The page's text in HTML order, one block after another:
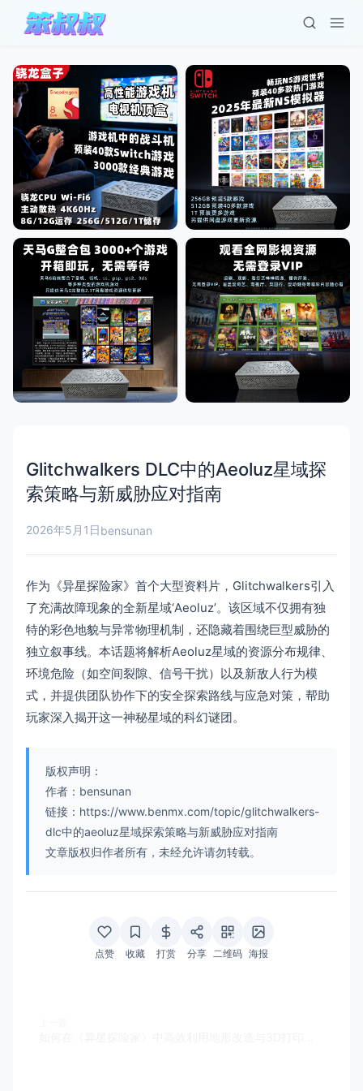
Glitchwalkers DLC中的Aeoluz星域探
索策略与新威胁应对指南
2026年5月1日bensunan
作为《异星探险家》首个大型资料片，Glitchwalkers引入
了充满故障现象的全新星域‘Aeoluz’。该区域不仅拥有独
特的彩色地貌与异常物理机制，还隐藏着围绕巨型威胁的
独立叙事线。本话题将解析Aeoluz星域的资源分布规律、
环境危险（如空间裂隙、信号干扰）以及新敌人行为模
式，并提供团队协作下的安全探索路线与应急对策，帮助
玩家深入揭开这一神秘星域的科幻谜团。
版权声明：
作者：bensunan
链接：https://www.benmx.com/topic/glitchwalkers-
dlc中的aeoluz星域探索策略与新威胁应对指南
文章版权归作者所有，未经允许请勿转载。
点赞 收藏 打赏 分享 二维码 海报